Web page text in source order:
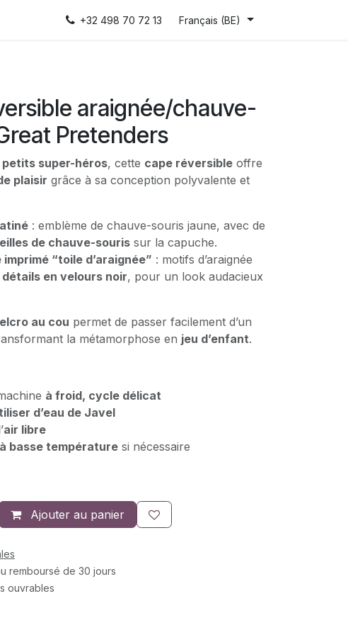
+32 498 70 72 13 Français (BE)
araignée/chauve-
Pretenders
petits super-héros, cette cape réversible offre
plaisir grâce à sa conception polyvalente et
: emblème de chauve-souris jaune, avec de
de chauve-souris sur la capuche.
“toile d’araignée” : motifs d’araignée
détails en velours noir, pour un look audacieux
au cou permet de passer facilement d’un
la métamorphose en jeu d’enfant.
à froid, cycle délicat
d’eau de Javel
air libre
à basse température si nécessaire
Ajouter au panier
remboursé de 30 jours
ouvrables